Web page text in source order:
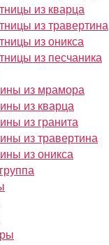
из кварца
из травертина
из оникса
из песчаника
из мрамора
из кварца
из гранита
из травертина
из оникса